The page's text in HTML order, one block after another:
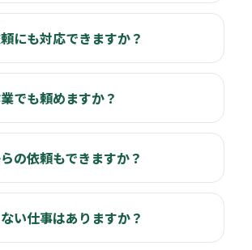
にも対応できますか？
でも頼めますか？
の依頼もできますか？
い仕事はありますか？